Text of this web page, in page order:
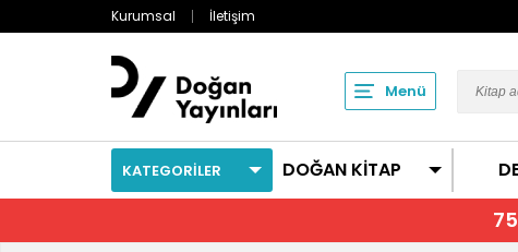
Kurumsal İletişim
Menü
KATEGORİLER DOĞAN KİTAP